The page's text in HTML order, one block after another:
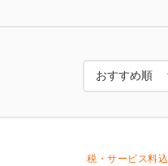
、ミネストローネ、
ー・アイスティー・オレ
税・サービス料込